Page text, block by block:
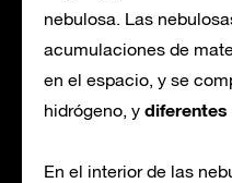
nebulosa. Las
acumulaciones de
en el espacio, y se
hidrógeno, y
En el interior de las